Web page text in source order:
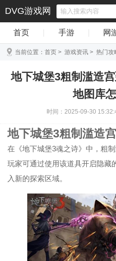
DVG游戏网
首页 手游 网
当前位置： 首页 > 游戏资讯 > 热门攻
地下城堡3粗制滥造
地图库
时间：2025-09-30
地下城堡3粗制滥造
在《地下城堡3魂之诗》中，粗
玩家可通过使用该道具开启隐藏
入新的探索区域。